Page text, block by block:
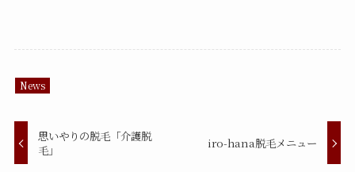
News
思いやりの脱毛「介護脱
毛」
iro-hana脱毛メニュー